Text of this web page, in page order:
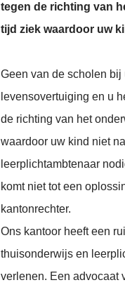
tegen de richting van
tijd ziek waardoor uw
Geen van de scholen
levensovertuiging en u
de richting van het
waardoor uw kind niet
leerplichtambtenaar
komt niet tot een
kantonrechter.
Ons kantoor heeft een
thuisonderwijs en
verlenen. Een advocaat